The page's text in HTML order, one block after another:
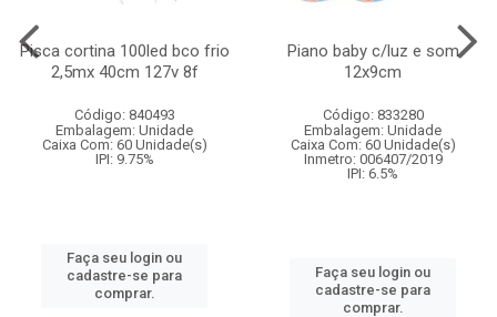
Pisca cortina 100led bco frio
2,5mx 40cm 127v 8f
Código: 840493
Embalagem: Unidade
Caixa Com: 60 Unidade(s)
IPI: 9.75%
Faça seu login ou
cadastre-se para
comprar.
Piano baby c/luz e som
12x9cm
Código: 833280
Embalagem: Unidade
Caixa Com: 60 Unidade(s)
Inmetro: 006407/2019
IPI: 6.5%
Faça seu login ou
cadastre-se para
comprar.